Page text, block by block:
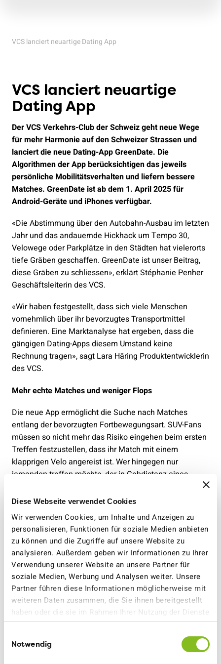
Diese Webseite verwendet Cookies
Wir verwenden Cookies, um Inhalte und Anzeigen zu
personalisieren, Funktionen für soziale Medien anbieten
zu können und die Zugriffe auf unsere Website zu
analysieren. Außerdem geben wir Informationen zu Ihrer
Verwendung unserer Website an unsere Partner für
soziale Medien, Werbung und Analysen weiter. Unsere
Partner führen diese Informationen möglicherweise mit
weiteren Daten zusammen, die Sie ihnen bereitgestellt
haben oder die sie im Rahmen Ihrer Nutzung der Dienste
gesammelt haben.
Notwendig
VCS lanciert neuartige Dating App
VCS lanciert neuartige
Dating App
Der VCS Verkehrs-Club der Schweiz geht neue Wege
für mehr Harmonie auf den Schweizer Strassen und
lanciert die neue Dating-App GreenDate. Die
Algorithmen der App berücksichtigen das jeweils
persönliche Mobilitätsverhalten und liefern bessere
Matches. GreenDate ist ab dem 1. April 2025 für
Android-Geräte und iPhones verfügbar.
«Die Abstimmung über den Autobahn-Ausbau im letzten
Jahr und das andauernde Hickhack um Tempo 30,
Velowege oder Parkplätze in den Städten hat vielerorts
tiefe Gräben geschaffen. GreenDate ist unser Beitrag,
diese Gräben zu schliessen», erklärt Stéphanie Penher
Geschäftsleiterin des VCS.
«Wir haben festgestellt, dass sich viele Menschen
vornehmlich über ihr bevorzugtes Transportmittel
definieren. Eine Marktanalyse hat ergeben, dass die
gängigen Dating-Apps diesem Umstand keine
Rechnung tragen», sagt Lara Häring Produktentwicklerin
des VCS.
Mehr echte Matches und weniger Flops
Die neue App ermöglicht die Suche nach Matches
entlang der bevorzugten Fortbewegungsart. SUV-Fans
müssen so nicht mehr das Risiko eingehen beim ersten
Treffen festzustellen, dass ihr Match mit einem
klapprigen Velo angereist ist. Wer hingegen nur
jemanden treffen möchte, der in Gehdistanz eines
Sucheinstellungen der App so vermerken. «GreenDate
bietet hier eine Weltneuheit», so Häring.
Auch die Algorithmen hinter der App sind ganz auf den
VCS ausgelegt. «Umweltfreundliche Profile werden
häufiger ausgespielt. Wer zum Beispiel unsere Petition
zum Schutz von Tempo 30 unterschrieben hat, erhält
bis zu 10x mehr Sichtbarkeit», ergänzt Häring.
Für Paare, die sich über die App kennengelernt haben,
Aber auch bestehende Mitglieder profitieren. Sie
erhalten kostenlos eine unbegrenzte Anzahl Likes,